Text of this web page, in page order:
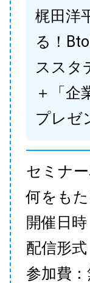
梶田洋
る！
ススタ
＋「企
プレゼ
セミナ
何をも
開催日
配信形
参加費